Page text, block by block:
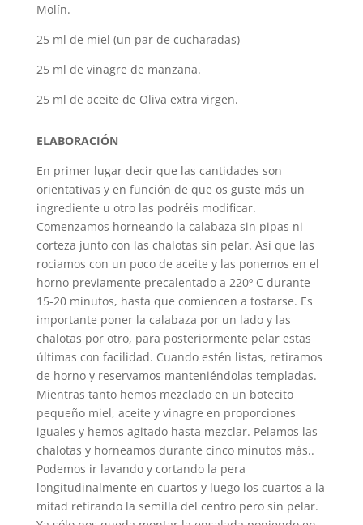
Molín.
25 ml de miel (un par de cucharadas)
25 ml de vinagre de manzana.
25 ml de aceite de Oliva extra virgen.
ELABORACIÓN
En primer lugar decir que las cantidades son
orientativas y en función de que os guste más un
ingrediente u otro las podréis modificar.
Comenzamos horneando la calabaza sin pipas ni
corteza junto con las chalotas sin pelar. Así que las
rociamos con un poco de aceite y las ponemos en el
horno previamente precalentado a 220º C durante
15-20 minutos, hasta que comiencen a tostarse. Es
importante poner la calabaza por un lado y las
chalotas por otro, para posteriormente pelar estas
últimas con facilidad. Cuando estén listas, retiramos
de horno y reservamos manteniéndolas templadas.
Mientras tanto hemos mezclado en un botecito
pequeño miel, aceite y vinagre en proporciones
iguales y hemos agitado hasta mezclar. Pelamos las
chalotas y horneamos durante cinco minutos más..
Podemos ir lavando y cortando la pera
longitudinalmente en cuartos y luego los cuartos a la
mitad retirando la semilla del centro pero sin pelar.